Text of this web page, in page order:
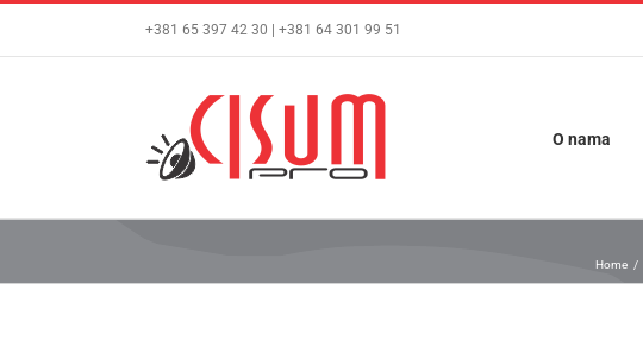
content
+381 65 397 42 30 | +381 64 301 99 51
O nama
Home